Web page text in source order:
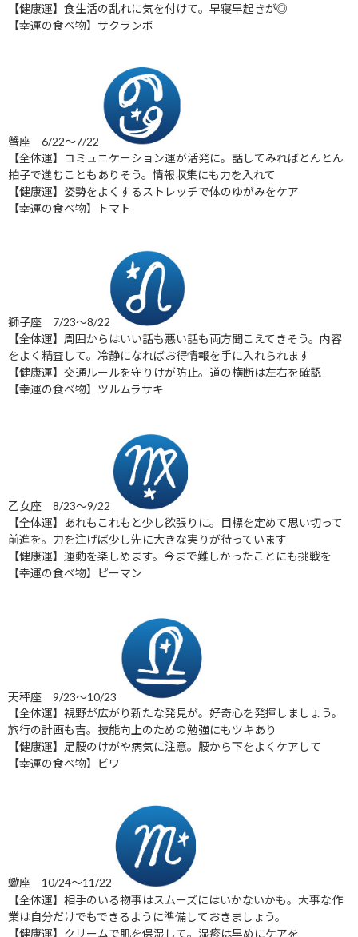
【健康運】食生活の乱れに気を付けて。早寝早起きが◎
【幸運の食べ物】サクランボ
蟹座 6/22～7/22
【全体運】コミュニケーション運が活発に。話してみればとんとん
拍子で進むこともありそう。情報収集にも力を入れて
【健康運】姿勢をよくするストレッチで体のゆがみをケア
【幸運の食べ物】トマト
獅子座 7/23～8/22
【全体運】周囲からはいい話も悪い話も両方聞こえてきそう。内容
をよく精査して。冷静になればお得情報を手に入れられます
【健康運】交通ルールを守りけが防止。道の横断は左右を確認
【幸運の食べ物】ツルムラサキ
乙女座 8/23～9/22
【全体運】あれもこれもと少し欲張りに。目標を定めて思い切って
前進を。力を注げば少し先に大きな実りが待っています
【健康運】運動を楽しめます。今まで難しかったことにも挑戦を
【幸運の食べ物】ピーマン
天秤座 9/23～10/23
【全体運】視野が広がり新たな発見が。好奇心を発揮しましょう。
旅行の計画も吉。技能向上のための勉強にもツキあり
【健康運】足腰のけがや病気に注意。腰から下をよくケアして
【幸運の食べ物】ビワ
蠍座 10/24～11/22
【全体運】相手のいる物事はスムーズにはいかないかも。大事な作
業は自分だけでもできるように準備しておきましょう。
【健康運】クリームで肌を保湿して。湿疹は早めにケアを